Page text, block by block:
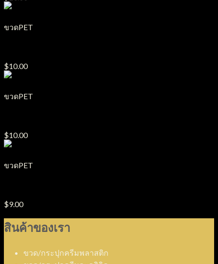
ขวดPET
$10.00
ขวดPET
$10.00
ขวดPET
$9.00
สินค้าของเรา
ขวด/กระปุกครีมพลาสติก